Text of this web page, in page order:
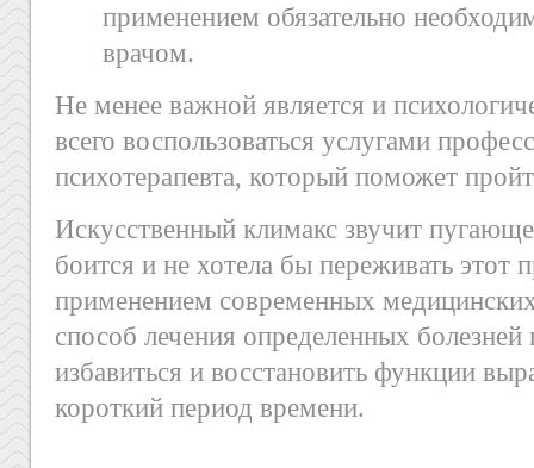
применением обязательно
врачом.
Не менее важной является и
всего воспользоваться услугами
психотерапевта, который поможет
Искусственный климакс звучит
боится и не хотела бы переживать этот
применением современных
способ лечения определенных болезней
избавиться и восстановить функции
короткий период времени.